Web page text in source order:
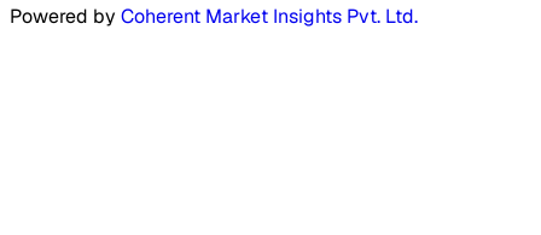
Powered by Coherent Market Insights Pvt. Ltd.